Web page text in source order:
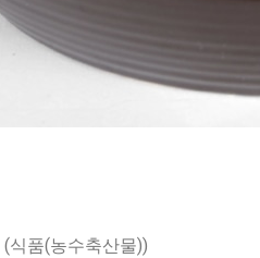
(식품(농수축산물))